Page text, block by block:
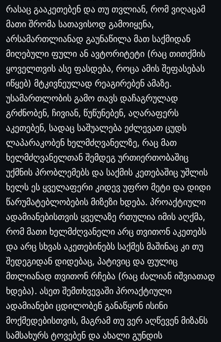
რასაც გააკეთებენ და თუ თვლიან, რომ ვიღაცამ
მათი შრომა სათავისოდ გამოიყენა,
არსამართლიანად გაუნაწილა მათ საქმიდან
მიღებული ფული ან ავტორიტეტი (რაც თითქმის
ყოველთვის ასე ფასდება, როცა ამის შეფასებას
იწყებ) მტკივნეულად რეაგირებენ ამაზე.
უსამართლობის გამო თავს დაჩაგრულად
გრძნობენ, ჩივიან, წუწუნებენ, აღარაფერს
აკეთებენ, სადაც საშუალება ეძლევათ ცუდს
ლაპარაკობენ ხელმძღვანელზე, რაც მათ
ხელმძღვანელთან შემდეგ ურთიერთობაშიც
უქმნის პრობლემებს და საქმის კეთებაშიც უშლის
ხელს ეს ყველაფერი კიდევ უფრო მეტი და დიდი
წარუმატებლობების მიზეზი ხდება. პროაქტიული
ადამიანებისთვის ყველაზე რთულია იმის აღქმა,
რომ მათი ხელმძღვანელი არც თვითონ აკეთებს
და არც სხვას აკეთებინებს საქმეს მაშინაც კი თუ
შედეგიდან დიდებაც, პატივიც და ფულიც
მთლიანად თვითონ რჩება (რაც ძალიან იშვიათად
ხდება). ასეთ შემთხვევაში პროაქტიული
ადამიანები ცდილობენ განაწყონ ისინი
მოქმედებისთვის, მაგრამ თუ ვერ აღწევენ მიზანს
სამსახურს ტოვებენ და ახალი გუნდის